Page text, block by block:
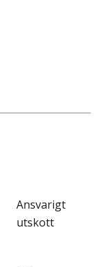
Ansvarigt
utskott